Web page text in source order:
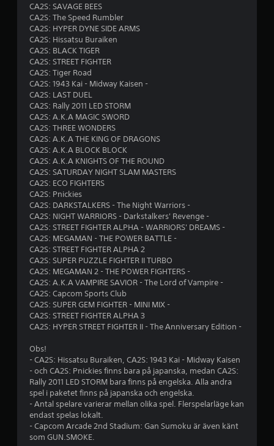
r
b
a
s
e
CA2S: SAVAGE BEES
CA2S: The Speed Rumbler
CA2S: HYPER DYNE SIDE ARMS
CA2S: Hissatsu Buraiken
CA2S: BLACK TIGER
CA2S: STREET FIGHTER
CA2S: Tiger Road
CA2S: 1943 Kai - Midway Kaisen -
CA2S: LAST DUEL
CA2S: Rally 2011 LED STORM
CA2S: A.K.A MAGIC SWORD
CA2S: THREE WONDERS
CA2S: A.K.A THE KING OF DRAGONS
CA2S: A.K.A BLOCK BLOCK
CA2S: A.K.A KNIGHTS OF THE ROUND
CA2S: SATURDAY NIGHT SLAM MASTERS
CA2S: ECO FIGHTERS
CA2S: Pnickies
CA2S: DARKSTALKERS - The Night Warriors -
CA2S: NIGHT WARRIORS - Darkstalkers' Revenge -
CA2S: STREET FIGHTER ALPHA - WARRIORS' DREAMS -
CA2S: MEGAMAN - THE POWER BATTLE -
CA2S: STREET FIGHTER ALPHA 2
CA2S: SUPER PUZZLE FIGHTER II TURBO
CA2S: MEGAMAN 2 - THE POWER FIGHTERS -
CA2S: A.K.A VAMPIRE SAVIOR - The Lord of Vampire -
CA2S: Capcom Sports Club
CA2S: SUPER GEM FIGHTER - MINI MIX -
CA2S: STREET FIGHTER ALPHA 3
CA2S: HYPER STREET FIGHTER II - The Anniversary Edition -
Obs!
- CA2S: Hissatsu Buraiken, CA2S: 1943 Kai - Midway Kaisen
- och CA2S: Pnickies finns bara på japanska, medan CA2S:
Rally 2011 LED STORM bara finns på engelska. Alla andra
spel i paketet finns på japanska och engelska.
- Antal spelare varierar mellan olika spel. Flerspelarläge kan
endast spelas lokalt.
- Capcom Arcade 2nd Stadium: Gan Sumoku är även känt
som GUN.SMOKE.